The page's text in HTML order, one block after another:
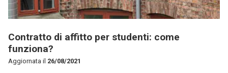
Contratto di affitto per studenti: come
funziona?
Aggiornata il 26/08/2021